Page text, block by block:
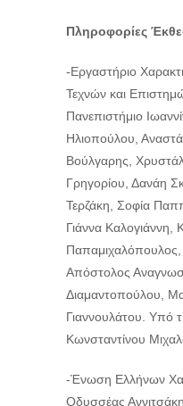
Πληροφορίες
-Εργαστήριο
Τεχνών και
Πανεπιστήμιο
Ηλιοπούλου,
Βούλγαρης,
Γρηγορίου, Δανάη
Τερζάκη, Σοφία
Γιάννα Καλογιάννη,
Παπαμιχαλόπουλος,
Απόστολος
Διαμαντοπούλου,
Γιαννουλάτου. Υπό
Κωνσταντίνου
-Ένωση Ελλήνων
Οδυσσέας